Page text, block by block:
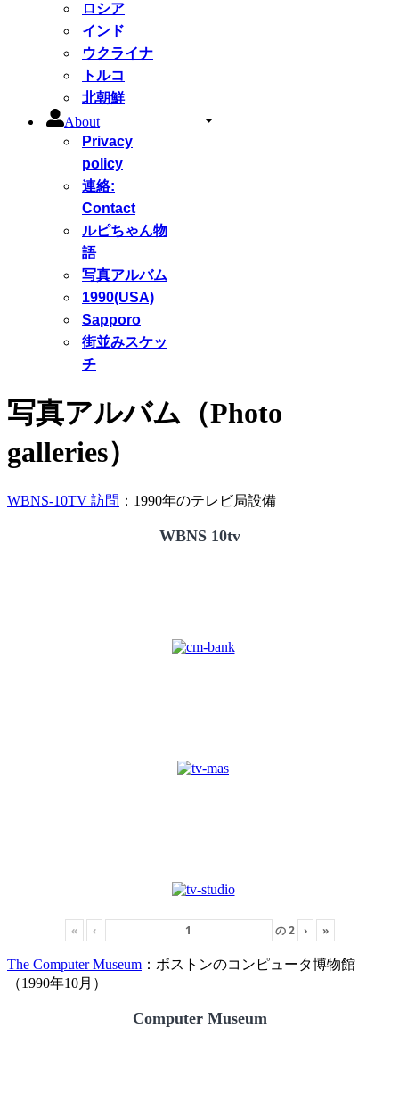
ロシア
インド
ウクライナ
トルコ
北朝鮮
About
Privacy
policy
連絡:
Contact
ルピちゃん物
語
写真アルバム
1990(USA)
Sapporo
街並みスケッ
チ
写真アルバム（Photo
galleries）
WBNS-10TV 訪問 ：1990年のテレビ局設備
WBNS 10tv
« ‹ の2 › »
The Computer Museum ：ボストンのコンピュータ博物館
（1990年10月）
Computer Museum